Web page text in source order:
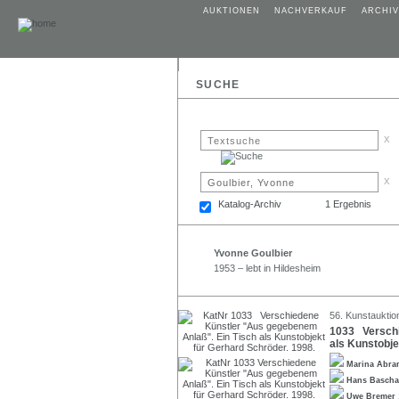
AUKTIONEN NACHVERKAUF ARCHIV
SUCHE
x
x
Katalog-Archiv 1 Ergebnis
Yvonne Goulbier
1953 – lebt in Hildesheim
56.
1033
als
Marina
Hans
Uwe Bremer